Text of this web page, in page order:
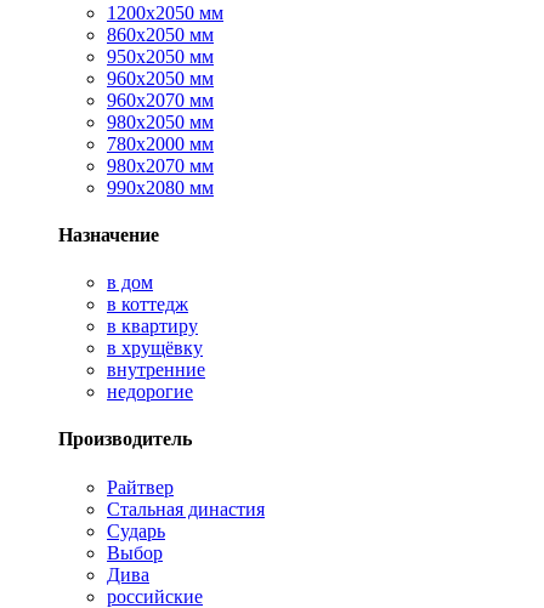
1200х2050 мм
860х2050 мм
950х2050 мм
960х2050 мм
960х2070 мм
980х2050 мм
780х2000 мм
980х2070 мм
990х2080 мм
Назначение
в дом
в коттедж
в квартиру
в хрущёвку
внутренние
недорогие
Производитель
Райтвер
Стальная династия
Сударь
Выбор
Дива
российские